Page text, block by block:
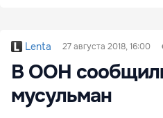
Lenta 27 августа 2018, 16:00
В ООН
мусульман